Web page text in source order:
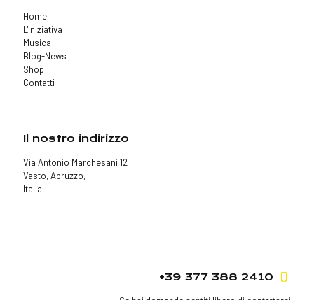
Home
L'iniziativa
Musica
Blog-News
Shop
Contatti
Il nostro indirizzo
Via Antonio Marchesani 12
Vasto, Abruzzo,
Italia
+39 377 388 2410